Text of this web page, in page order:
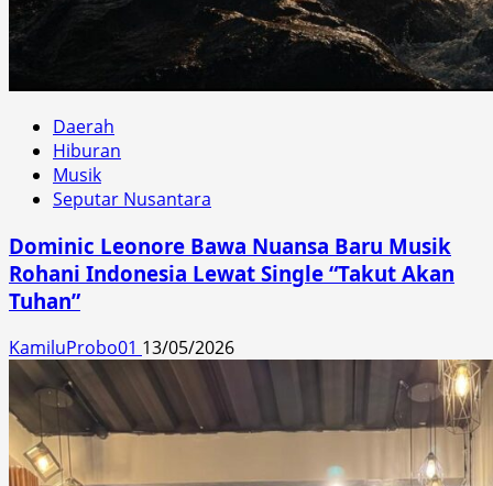
Daerah
Hiburan
Musik
Seputar Nusantara
Dominic Leonore Bawa Nuansa Baru Musik
Rohani Indonesia Lewat Single “Takut Akan
Tuhan”
KamiluProbo01 13/05/2026